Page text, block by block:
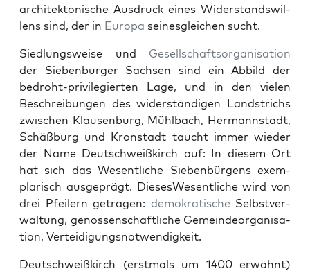
architek­tonis­che Aus­druck eines Wider­standswil­
lens sind, der in Europa seines­gle­ichen sucht.
Sied­lungsweise und Gesellschaft­sor­gan­i­sa­tion
der Sieben­bürg­er Sach­sen sind ein Abbild der
bedro­ht-priv­i­legierten Lage, und in den vie­len
Beschrei­bun­gen des wider­ständi­gen Land­strichs
zwis­chen Klausen­burg, Mühlbach, Her­mannstadt,
Schäßburg und Kro­n­stadt taucht immer wieder
der Name Deutschweißkirch auf: In diesem Ort
hat sich das Wesentliche Sieben­bür­gens exem­
plar­isch aus­geprägt. DiesesWesentliche wird von
drei Pfeil­ern getra­gen: demokratis­che Selb­stver­
wal­tung, genossen­schaftliche Gemein­de­or­gan­i­sa­
tion, Vertei­di­gungsnotwendigkeit.
Deutschweißkirch (erst­mals um 1400 erwäh­nt)